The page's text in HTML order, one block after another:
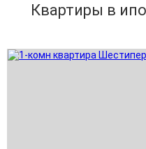
Квартиры в